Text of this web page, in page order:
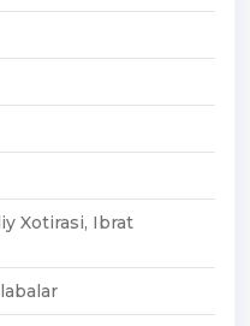
Xotirasi, Ibrat